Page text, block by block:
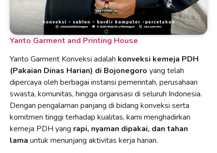
Yanto Garment and Printing House
Yanto Garment Konveksi adalah konveksi kemeja PDH
(Pakaian Dinas Harian) di Bojonegoro yang telah
dipercaya oleh berbagai instansi pemerintah, perusahaan
swasta, komunitas, hingga organisasi di seluruh Indonesia.
Dengan pengalaman panjang di bidang konveksi serta
komitmen tinggi terhadap kualitas, kami menghadirkan
kemeja PDH yang rapi, nyaman dipakai, dan tahan
lama untuk menunjang aktivitas kerja harian.